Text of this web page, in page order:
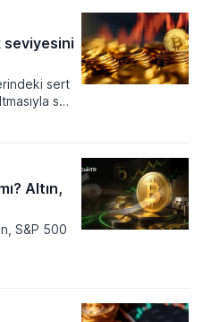
seviyesini
sert
son
Altın,
S&P 500